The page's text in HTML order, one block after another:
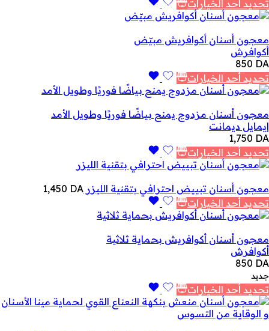
تحديد أحد الخيارات
معجون أسنان أكوافريش مبيّض
أكوافرش
850 DA
تحديد أحد الخيارات
معجون أسنان مزدوج يمنح بياضًا فوريًا وطويل الأمد
إيمايل ديمانت
1,750 DA
تحديد أحد الخيارات
معجون أسنان تبييض احترافي بتقنية الليزر 1,450 DA
تحديد أحد الخيارات
معجون أسنان أكوافريش بحماية ثلاثية
أكوافرش
850 DA
جديد
تحديد أحد الخيارات